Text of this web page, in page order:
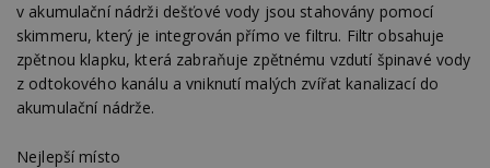
v akumulační nádrži dešťové vody jsou stahovány pomocí
skimmeru, který je integrován přímo ve filtru. Filtr obsahuje
zpětnou klapku, která zabraňuje zpětnému vzdutí špinavé vody
z odtokového kanálu a vniknutí malých zvířat kanalizací do
akumulační nádrže.
Nejlepší místo